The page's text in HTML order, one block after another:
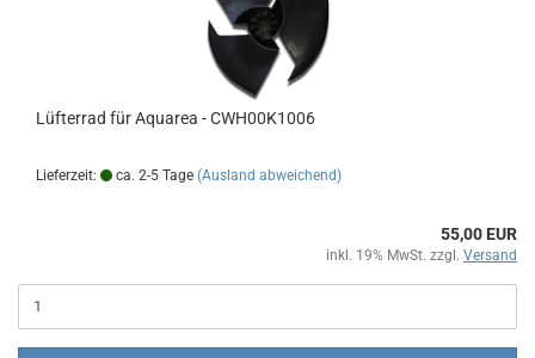
Lüfterrad für Aquarea - CWH00K1006
Lieferzeit: ca. 2-5 Tage (Ausland abweichend)
55,00 EUR
inkl. 19% MwSt. zzgl. Versand